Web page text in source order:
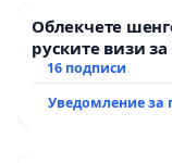
Облекчете
руските визи
16 подписи
Уведомление за